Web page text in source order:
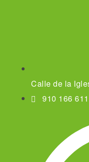
Calle de la
910 166